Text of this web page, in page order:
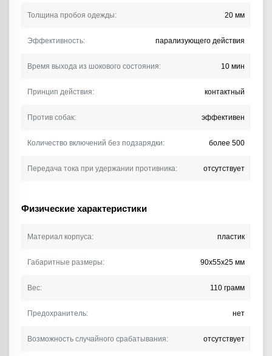
Толщина пробоя одежды: 20 мм
Эффективность: парализующего действия
Время выхода из шокового состояния: 10 мин
Принцип действия: контактный
Против собак: эффективен
Количество включений без подзарядки: более 500
Передача тока при удержании противника: отсутствует
Физические характеристики
Материал корпуса: пластик
Габаритные размеры: 90х55х25 мм
Вес: 110 грамм
Предохранитель: нет
Возможность случайного срабатывания: отсутствует